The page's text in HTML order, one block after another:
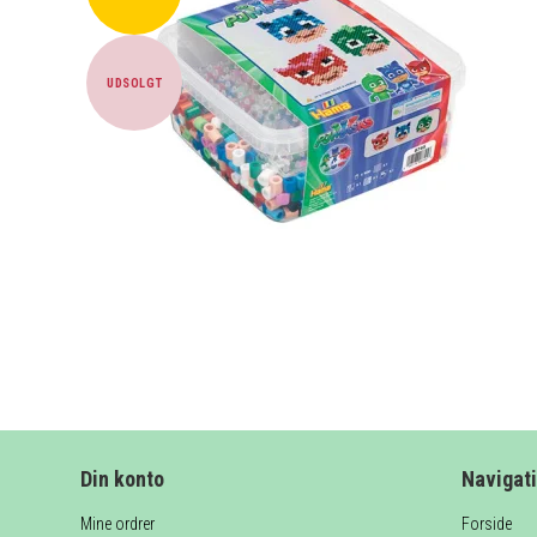
UDSOLGT
Din konto
Mine ordrer
Forside